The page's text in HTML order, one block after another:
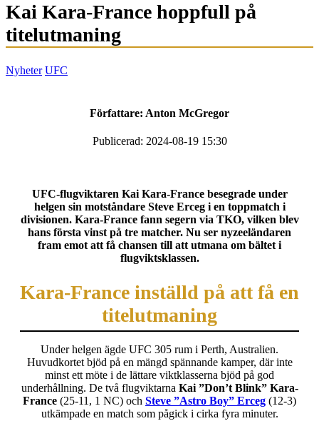
Kai Kara-France hoppfull på
titelutmaning
Nyheter UFC
Författare: Anton McGregor
Publicerad: 2024-08-19 15:30
UFC-flugviktaren Kai Kara-France besegrade under
helgen sin motståndare Steve Erceg i en toppmatch i
divisionen. Kara-France fann segern via TKO, vilken blev
hans första vinst på tre matcher. Nu ser nyzeeländaren
fram emot att få chansen till att utmana om bältet i
flugviktsklassen.
Kara-France inställd på att få en
titelutmaning
Under helgen ägde UFC 305 rum i Perth, Australien.
Huvudkortet bjöd på en mängd spännande kamper, där inte
minst ett möte i de lättare viktklasserna bjöd på god
underhållning. De två flugviktarna Kai ”Don’t Blink” Kara-
France (25-11, 1 NC) och Steve ”Astro Boy” Erceg (12-3)
utkämpade en match som pågick i cirka fyra minuter.